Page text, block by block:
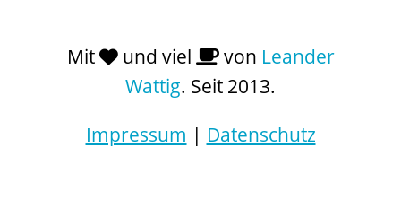
Mit und viel von Leander
Wattig. Seit 2013.
Impressum | Datenschutz